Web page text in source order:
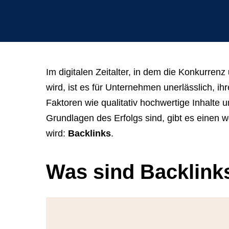
Im digitalen Zeitalter, in dem die
wird, ist es für Unternehmen unerlässlich,
Faktoren wie qualitativ hochwertige Inhalte
Grundlagen des Erfolgs sind, gibt es einen
wird: Backlinks.
Was sind
appointment
"Hauptstadt
Homepage"